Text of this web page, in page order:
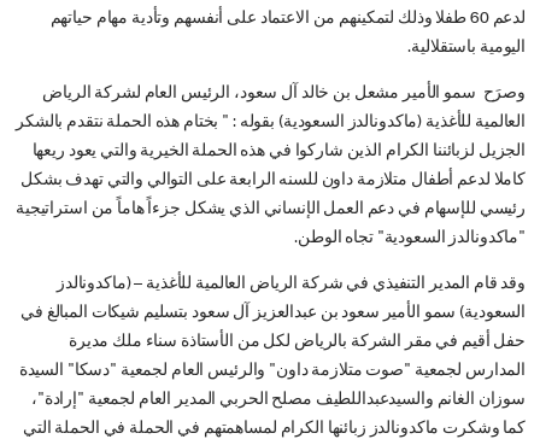
لدعم 60 طفلا وذلك لتمكينهم من الاعتماد على أنفسهم وتأدية مهام حياتهم
اليومية باستقلالية.
وصرَح سمو الأمير مشعل بن خالد آل سعود، الرئيس العام لشركة الرياض
العالمية للأغذية (ماكدونالدز السعودية) بقوله : " بختام هذه الحملة نتقدم بالشكر
الجزيل لزبائننا الكرام الذين شاركوا في هذه الحملة الخيرية والتي يعود ريعها
كاملا لدعم أطفال متلازمة داون للسنه الرابعة على التوالي والتي تهدف بشكل
رئيسي للإسهام في دعم العمل الإنساني الذي يشكل جزءاً هاماً من استراتيجية
"ماكدونالدز السعودية" تجاه الوطن.
وقد قام المدير التنفيذي في شركة الرياض العالمية للأغذية – (ماكدونالدز
السعودية) سمو الأمير سعود بن عبدالعزيز آل سعود بتسليم شيكات المبالغ في
حفل أقيم في مقر الشركة بالرياض لكل من الأستاذة سناء ملك مديرة
المدارس لجمعية "صوت متلازمة داون" والرئيس العام لجمعية "دسكا" السيدة
سوزان الغانم والسيدعبداللطيف مصلح الحربي المدير العام لجمعية "إرادة"،
كما وشكرت ماكدونالدز زبائنها الكرام لمساهمتهم في الحملة في الحملة التي